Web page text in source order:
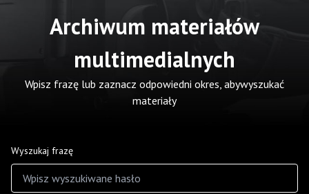
Archiwum materiałów
multimedialnych
Wpisz frazę lub zaznacz odpowiedni okres, abywyszukać
materiały
Wyszukaj frazę